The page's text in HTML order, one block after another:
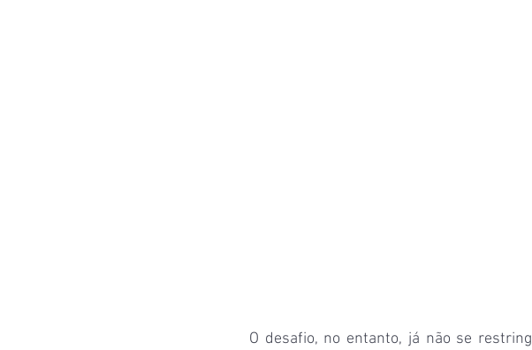
O desafio, no entanto, já não se